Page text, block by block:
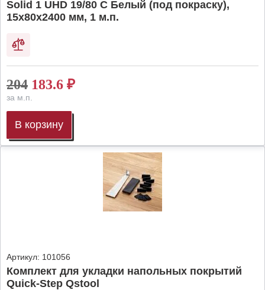
Solid 1 UHD 19/80 C Белый (под покраску),
15х80х2400 мм, 1 м.п.
204 183.6 ₽
за м.п.
В корзину
Артикул: 101056
Комплект для укладки напольных покрытий
Quick-Step Qstool